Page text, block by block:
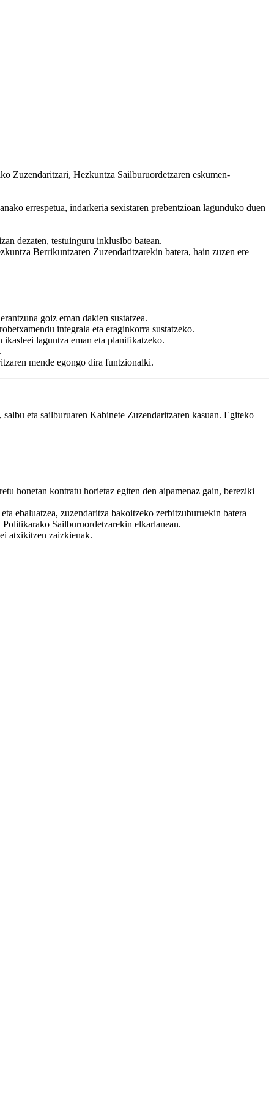
Zuzendaritzari, Hezkuntza Sailburuordetzaren eskumen-
errespetua, indarkeria sexistaren prebentzioan lagunduko duen
dezaten, testuinguru inklusibo batean.
Berrikuntzaren Zuzendaritzarekin batera, hain zuzen ere
goiz eman dakien sustatzea.
integrala eta eraginkorra sustatzeko.
ikasleei laguntza eman eta planifikatzeko.
mende egongo dira funtzionalki.
eta sailburuaren Kabinete Zuzendaritzaren kasuan. Egiteko
honetan kontratu horietaz egiten den aipamenaz gain, bereziki
ebaluatzea, zuzendaritza bakoitzeko zerbitzuburuekin batera
Sailburuordetzarekin elkarlanean.
atxikitzen zaizkienak.